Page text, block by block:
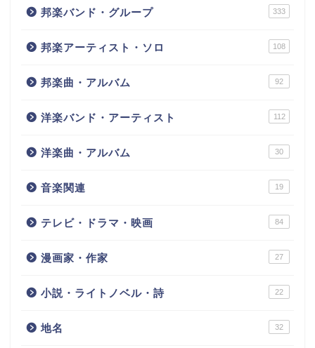
邦楽バンド・グループ 333
邦楽アーティスト・ソロ 108
邦楽曲・アルバム 92
洋楽バンド・アーティスト 112
洋楽曲・アルバム 30
音楽関連 19
テレビ・ドラマ・映画 84
漫画家・作家 27
小説・ライトノベル・詩 22
地名 32